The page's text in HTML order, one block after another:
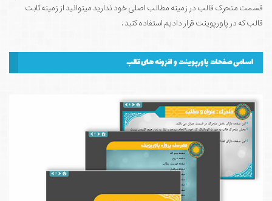
قسمت متحرک قالب در زمینه مطالب اصلی خود ندارید میتوانید از زمینه ثابت
قالب که در پاورپوینت قرار دادیم استفاده کنید .
اسامی صفحات پاورپوینت و افزونه های قالب